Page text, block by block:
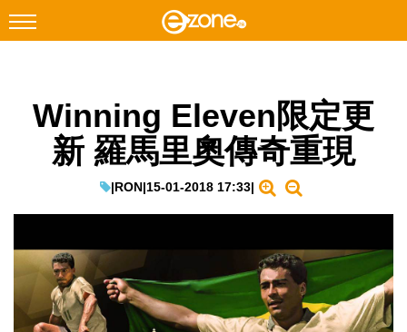
Facebook Instagram
科技焦點
遊戲動漫
教學評測
EduTech
IT Times
Winning Eleven限定更
新 羅馬里奧傳奇重現
|RON|15-01-2018 17:33|